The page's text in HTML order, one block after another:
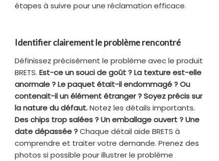
étapes à suivre pour une réclamation efficace.
Identifier clairement le problème rencontré
Définissez précisément le problème avec le produit
BRETS. Est-ce un souci de goût ?La texture est-elle
anormale ? Le paquet était-il endommagé ? Ou
contenait-il un élément étranger ? Soyez précis sur
la nature du défaut.Notez les détails importants.
Des chips trop salées ? Un emballage ouvert ? Une
date dépassée ?Chaque détail aide BRETS à
comprendre et traiter votre demande. Prenez des
photos si possible pour illustrer le problème